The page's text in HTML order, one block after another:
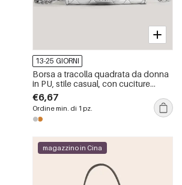
13-25 GIORNI
Borsa a tracolla quadrata da donna
in PU, stile casual, con cuciture
trapuntate, dettagli in metallo e
catena in tinta unita.
€6,67
Ordine min. di 1 pz.
magazzino in Cina